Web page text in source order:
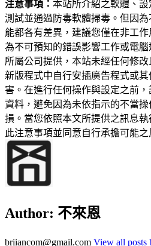
注意事項： 本站所介紹之軟體、
測試並通過防毒軟體掃毒。但因
能都各有差異，建議您僅在非工
為不可預知的錯誤影響工作或電
所屬公司提供，本站未經任何修
新版程式中自行安插廣告程式或
害。在進行任何操作與設定之前
資料，避免因為未依指示的不當
損。當您依照本文所提供之訊息
此注意事項並同意自行承擔可能之
Author: 不來恩
briiancom@gmail.com View all posts